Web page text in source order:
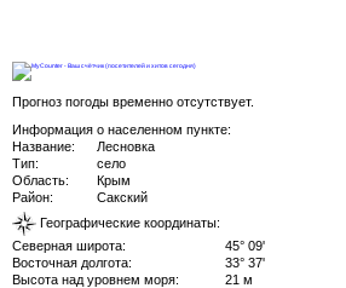
Прогноз погоды временно отсутствует.
Информация о населенном пункте:
Название:
Лесновка
Тип:
село
Область:
Крым
Район:
Сакский
Географические координаты:
Северная широта:
45° 09'
Восточная долгота:
33° 37'
Высота над уровнем моря:
21 м